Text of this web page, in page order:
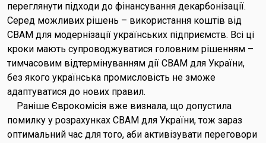
переглянути підходи до фінансування декарбонізації.
Серед можливих рішень – використання коштів від
CBAM для модернізації українських підприємств. Всі ці
кроки мають супроводжуватися головним рішенням –
тимчасовим відтермінуванням дії CBAM для України,
без якого українська промисловість не зможе
адаптуватися до нових правил.
Раніше Єврокомісія вже визнала, що допустила
помилку у розрахунках CBAM для України, тож зараз
оптимальний час для того, аби активізувати переговори